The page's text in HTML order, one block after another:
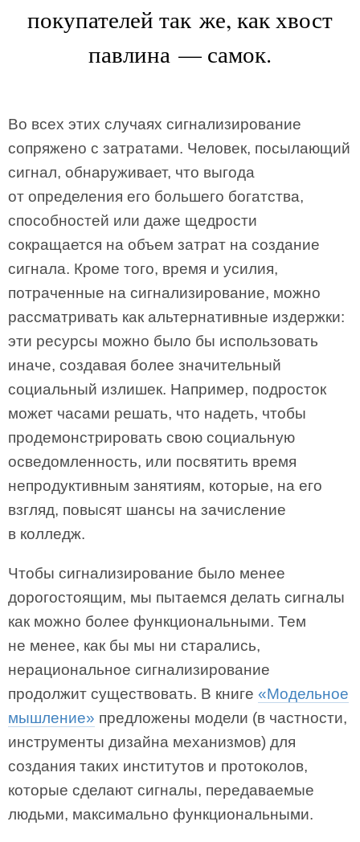
покупателей так же, как хвост
павлина — самок.
Во всех этих случаях сигнализирование
сопряжено с затратами. Человек, посылающий
сигнал, обнаруживает, что выгода
от определения его большего богатства,
способностей или даже щедрости
сокращается на объем затрат на создание
сигнала. Кроме того, время и усилия,
потраченные на сигнализирование, можно
рассматривать как альтернативные издержки:
эти ресурсы можно было бы использовать
иначе, создавая более значительный
социальный излишек. Например, подросток
может часами решать, что надеть, чтобы
продемонстрировать свою социальную
осведомленность, или посвятить время
непродуктивным занятиям, которые, на его
взгляд, повысят шансы на зачисление
в колледж.
Чтобы сигнализирование было менее
дорогостоящим, мы пытаемся делать сигналы
как можно более функциональными. Тем
не менее, как бы мы ни старались,
нерациональное сигнализирование
продолжит существовать. В книге «Модельное
мышление» предложены модели (в частности,
инструменты дизайна механизмов) для
создания таких институтов и протоколов,
которые сделают сигналы, передаваемые
людьми, максимально функциональными.